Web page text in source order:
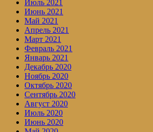
Июль 2021
Июнь 2021
Май 2021
Апрель 2021
Март 2021
Февраль 2021
Январь 2021
Декабрь 2020
Ноябрь 2020
Октябрь 2020
Сентябрь 2020
Август 2020
Июль 2020
Июнь 2020